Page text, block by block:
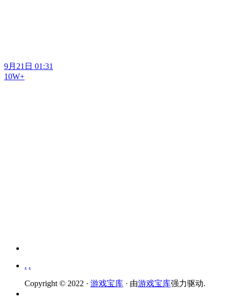
9月21日 01:31
10W+
. .
Copyright © 2022 · 游戏宝库 · 由游戏宝库强力驱动.